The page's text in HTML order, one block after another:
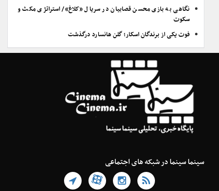
نگاهی به بازی محسن قصابیان در سریال «کلاغ»/ استراتژی مکث و
سکوت
فوت یکی از برندگان اسکار؛ گلن هانسارد درگذشت
سینما سینما در شبکه های اجتماعی